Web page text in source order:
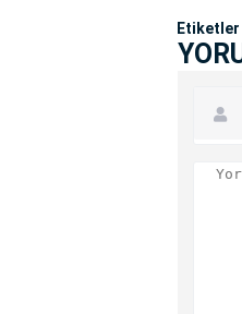
Etiketler